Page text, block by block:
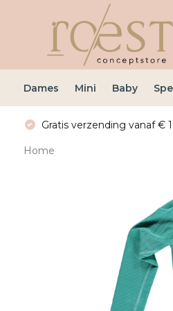
Dames Mini Baby
Gratis verzending vanaf €
Home